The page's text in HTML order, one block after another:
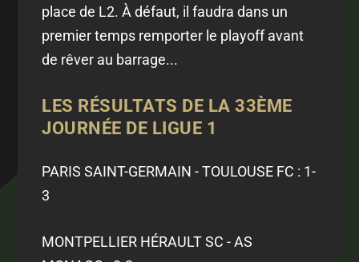
place de L2. À défaut, il faudra dans un
premier temps remporter le playoff avant
de rêver au barrage...
LES RÉSULTATS DE LA 33ÈME
JOURNÉE DE LIGUE 1
PARIS SAINT-GERMAIN - TOULOUSE FC : 1-
3
MONTPELLIER HÉRAULT SC - AS